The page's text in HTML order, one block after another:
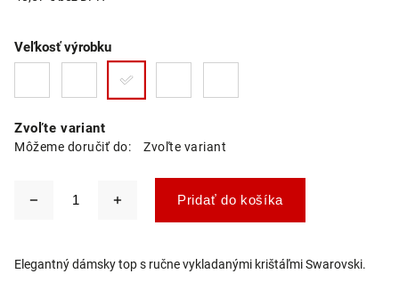
Zvoľte variant
Môžeme doručiť do: Zvoľte variant
Veľkosť výrobku
Pridať do košíka
Elegantný dámsky top s ručne vykladanými krištáľmi Swarovski.